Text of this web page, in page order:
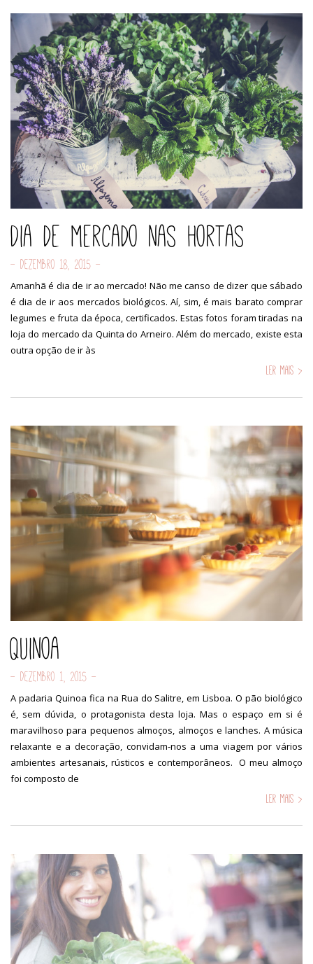
Dia de mercado nas hortas
- Dezembro 18, 2015 -
Amanhã é dia de ir ao mercado! Não me canso de dizer que sábado
é dia de ir aos mercados biológicos. Aí, sim, é mais barato comprar
legumes e fruta da época, certificados. Estas fotos foram tiradas na
loja do mercado da Quinta do Arneiro. Além do mercado, existe esta
outra opção de ir às
Ler mais >
Quinoa
- Dezembro 1, 2015 -
A padaria Quinoa fica na Rua do Salitre, em Lisboa. O pão biológico
é, sem dúvida, o protagonista desta loja. Mas o espaço em si é
maravilhoso para pequenos almoços, almoços e lanches. A música
relaxante e a decoração, convidam-nos a uma viagem por vários
ambientes artesanais, rústicos e contemporâneos. O meu almoço
foi composto de
Ler mais >